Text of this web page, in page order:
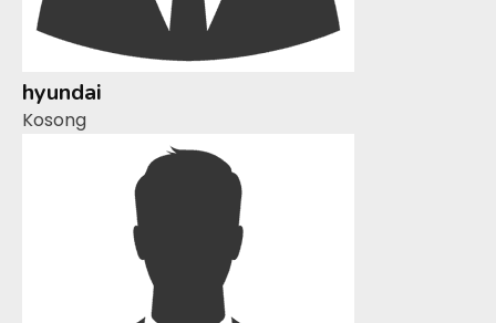
hyundai
Kosong